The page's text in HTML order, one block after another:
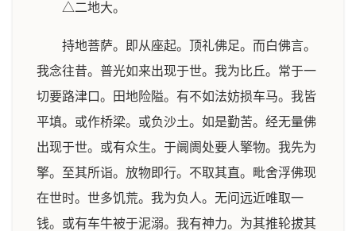
△二地大。
持地菩萨。即从座起。顶礼佛足。而白佛言。
我念往昔。普光如来出现于世。我为比丘。常于一
切要路津口。田地险隘。有不如法妨损车马。我皆
平填。或作桥梁。或负沙土。如是勤苦。经无量佛
出现于世。或有众生。于阛阓处要人擎物。我先为
擎。至其所诣。放物即行。不取其直。毗舍浮佛现
在世时。世多饥荒。我为负人。无问远近唯取一
钱。或有车牛被于泥溺。我有神力。为其推轮拔其